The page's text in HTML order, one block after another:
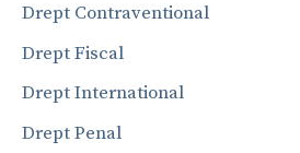
Drept Contraventional
Drept Fiscal
Drept International
Drept Penal